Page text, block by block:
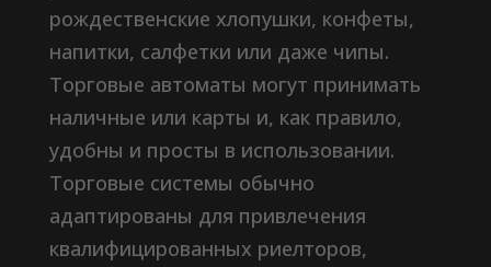
рождественские хлопушки, конфеты,
напитки, салфетки или даже чипы.
Торговые автоматы могут принимать
наличные или карты и, как правило,
удобны и просты в использовании.
Торговые системы обычно
адаптированы для привлечения
квалифицированных риелторов,